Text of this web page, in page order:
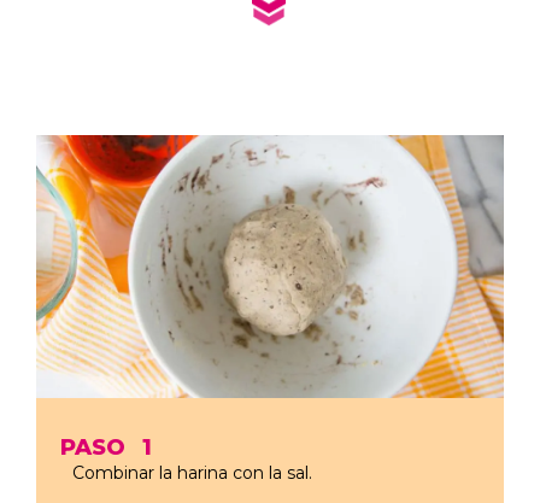
PASO 1
Combinar la harina con la sal.